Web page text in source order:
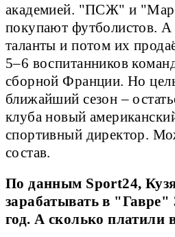
академией. "ПСЖ" и
покупают футболистов. А
таланты и потом их
5–6 воспитанников
сборной Франции. Но
ближайший сезон –
клуба новый
спортивный директор.
состав.
По данным Sport24,
зарабатывать в "Гавре"
год. А сколько платили